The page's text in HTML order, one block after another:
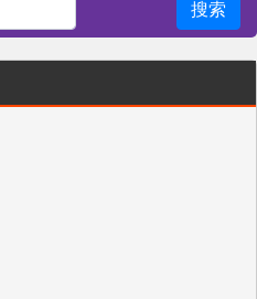
搜索